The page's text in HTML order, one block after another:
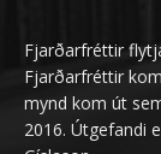
Fjarðarfréttir
Fjarðarfréttir
mynd kom út
2016. Útgefandi